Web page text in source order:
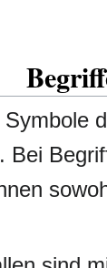
Bei